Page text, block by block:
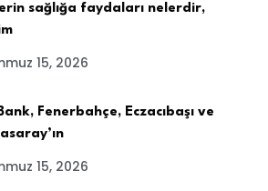
sağlığa faydaları nelerdir,
15, 2026
Fenerbahçe, Eczacıbaşı ve
15, 2026